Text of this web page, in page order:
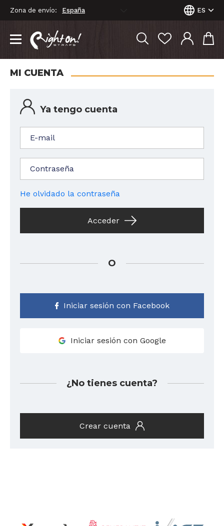
Zona de envío: ES
MI CUENTA
Ya tengo cuenta
E-mail
Contraseña
He olvidado la contraseña
Acceder
O
Iniciar sesión con Facebook
Iniciar sesión con Google
¿No tienes cuenta?
Crear cuenta